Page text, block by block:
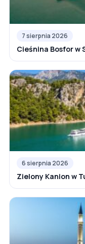
7 sierpnia 2026
Cieśnina Bosfor w
6 sierpnia 2026
Zielony Kanion w